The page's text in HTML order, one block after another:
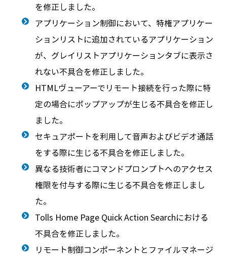
を修正しました。
アプリケーション制御において、特権アプリケー
ションリストに追加されているアプリケーション
が、グレイリストアプリケーションタブに表示さ
れない不具合を修正しました。
HTMLヴューアーでリモート接続を行った際に特
定の場合にポップアップが生じる不具合を修正し
ました。
セキュアポートを利用して音声およびビデオ通話
をする際に生じる不具合を修正しました。
異なる技術者にコマンドプロンプトへのアクセス
権限を付与する際に生じる不具合を修正しまし
た。
Tolls Home Page Quick Action Searchにおける
不具合を修正しました。
リモート制御コンポーネントとファイルマネージ